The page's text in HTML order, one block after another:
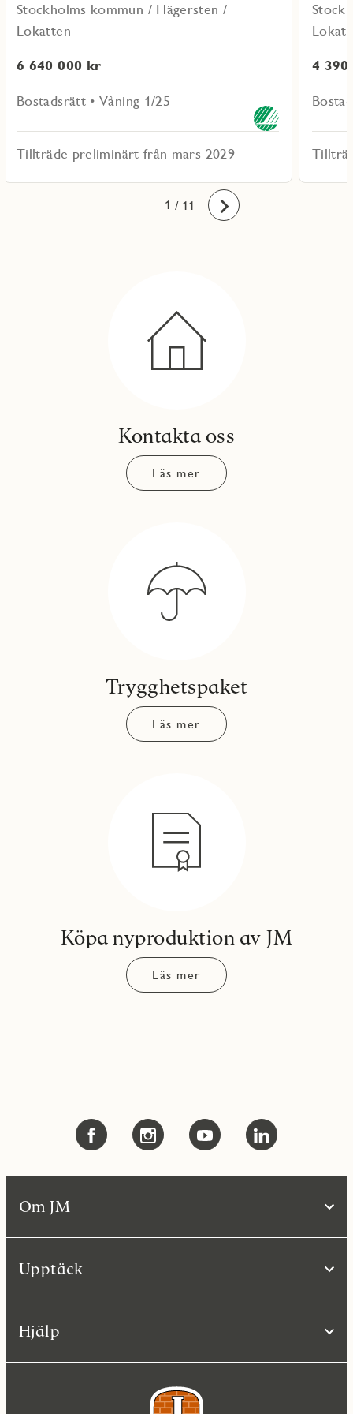
Stockholms kommun / Hägersten /
Lokatten
6 640 000 kr
Bostadsrätt • Våning 1/25
Tillträde preliminärt från mars 2029
4
1
2
3
4
5
6
7
8
9
10
11 / 11 Framåt
Kontakta oss
Läs mer
Trygghetspaket
Läs mer
Köpa nyproduktion av JM
Läs mer
Om JM
Upptäck
Hjälp